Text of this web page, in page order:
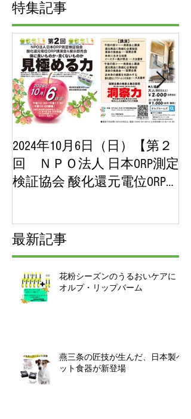
特集記事
2024年10月6日（日）【第２
回 ＮＰＯ法人 日本ORP測定
検証協会 酸化還元電位ORP講
最新記事
花粉シーズンのうるおいケアに｜
オルプ・リップバーム
燕三条の匠技が生んだ、日本製ペ
ット食器が新登場